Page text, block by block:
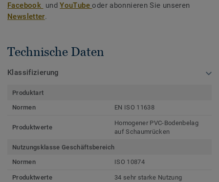
Facebook undYouTubeoder abonnieren Sie unseren
Newsletter.
Technische Daten
Klassifizierung
Produktart
Normen
EN ISO 11638
Produktwerte
Homogener PVC-Bodenbelag
auf Schaumrücken
Nutzungsklasse Geschäftsbereich
Normen
ISO 10874
Produktwerte 34 sehr starke Nutzung